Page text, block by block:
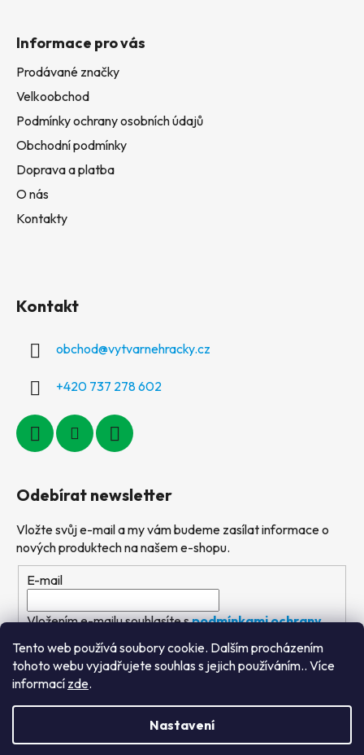
Tento web používá soubory cookie. Dalším procházením
tohoto webu vyjadřujete souhlas s jejich používáním.. Více
informací zde.
Nastavení
Informace pro vás
Prodávané značky
Velkoobchod
Podmínky ochrany osobních údajů
Obchodní podmínky
Doprava a platba
O nás
Kontakty
Kontakt
obchod@vytvarnehracky.cz
+420 737 278 602
Odebírat newsletter
Vložte svůj e-mail a my vám budeme zasílat informace o
nových produktech na našem e-shopu.
E-mail
Vložením e-mailu souhlasíte spodmínkami ochrany
osobních údajů
PŘIHLÁSIT SE